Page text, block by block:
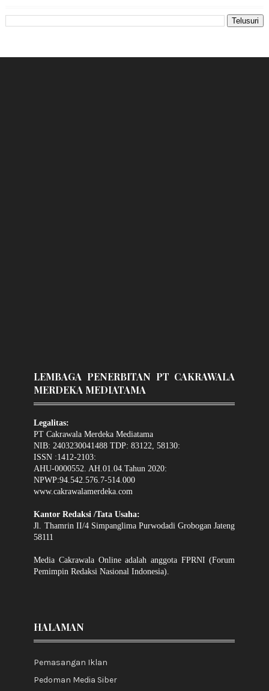
LEMBAGA PENERBITAN PT CAKRAWALA
MERDEKA MEDIATAMA
Legalitas:
PT Cakrawala Merdeka Mediatama
NIB: 2403230041488 TDP: 83122, 58130:
ISSN :1412-2103:
AHU-0000552. AH.01.04.Tahun 2020:
NPWP:94.542.576.7-514.000
www.cakrawalamerdeka.com
Kantor Redaksi /Tata Usaha:
Jl. Thamrin II/4 Simpanglima Purwodadi Grobogan Jateng
58111
Media Cakrawala Online adalah anggota FPRNI (Forum
Pemimpin Redaksi Nasional Indonesia).
HALAMAN
Pemasangan Iklan
Pedoman Media Siber